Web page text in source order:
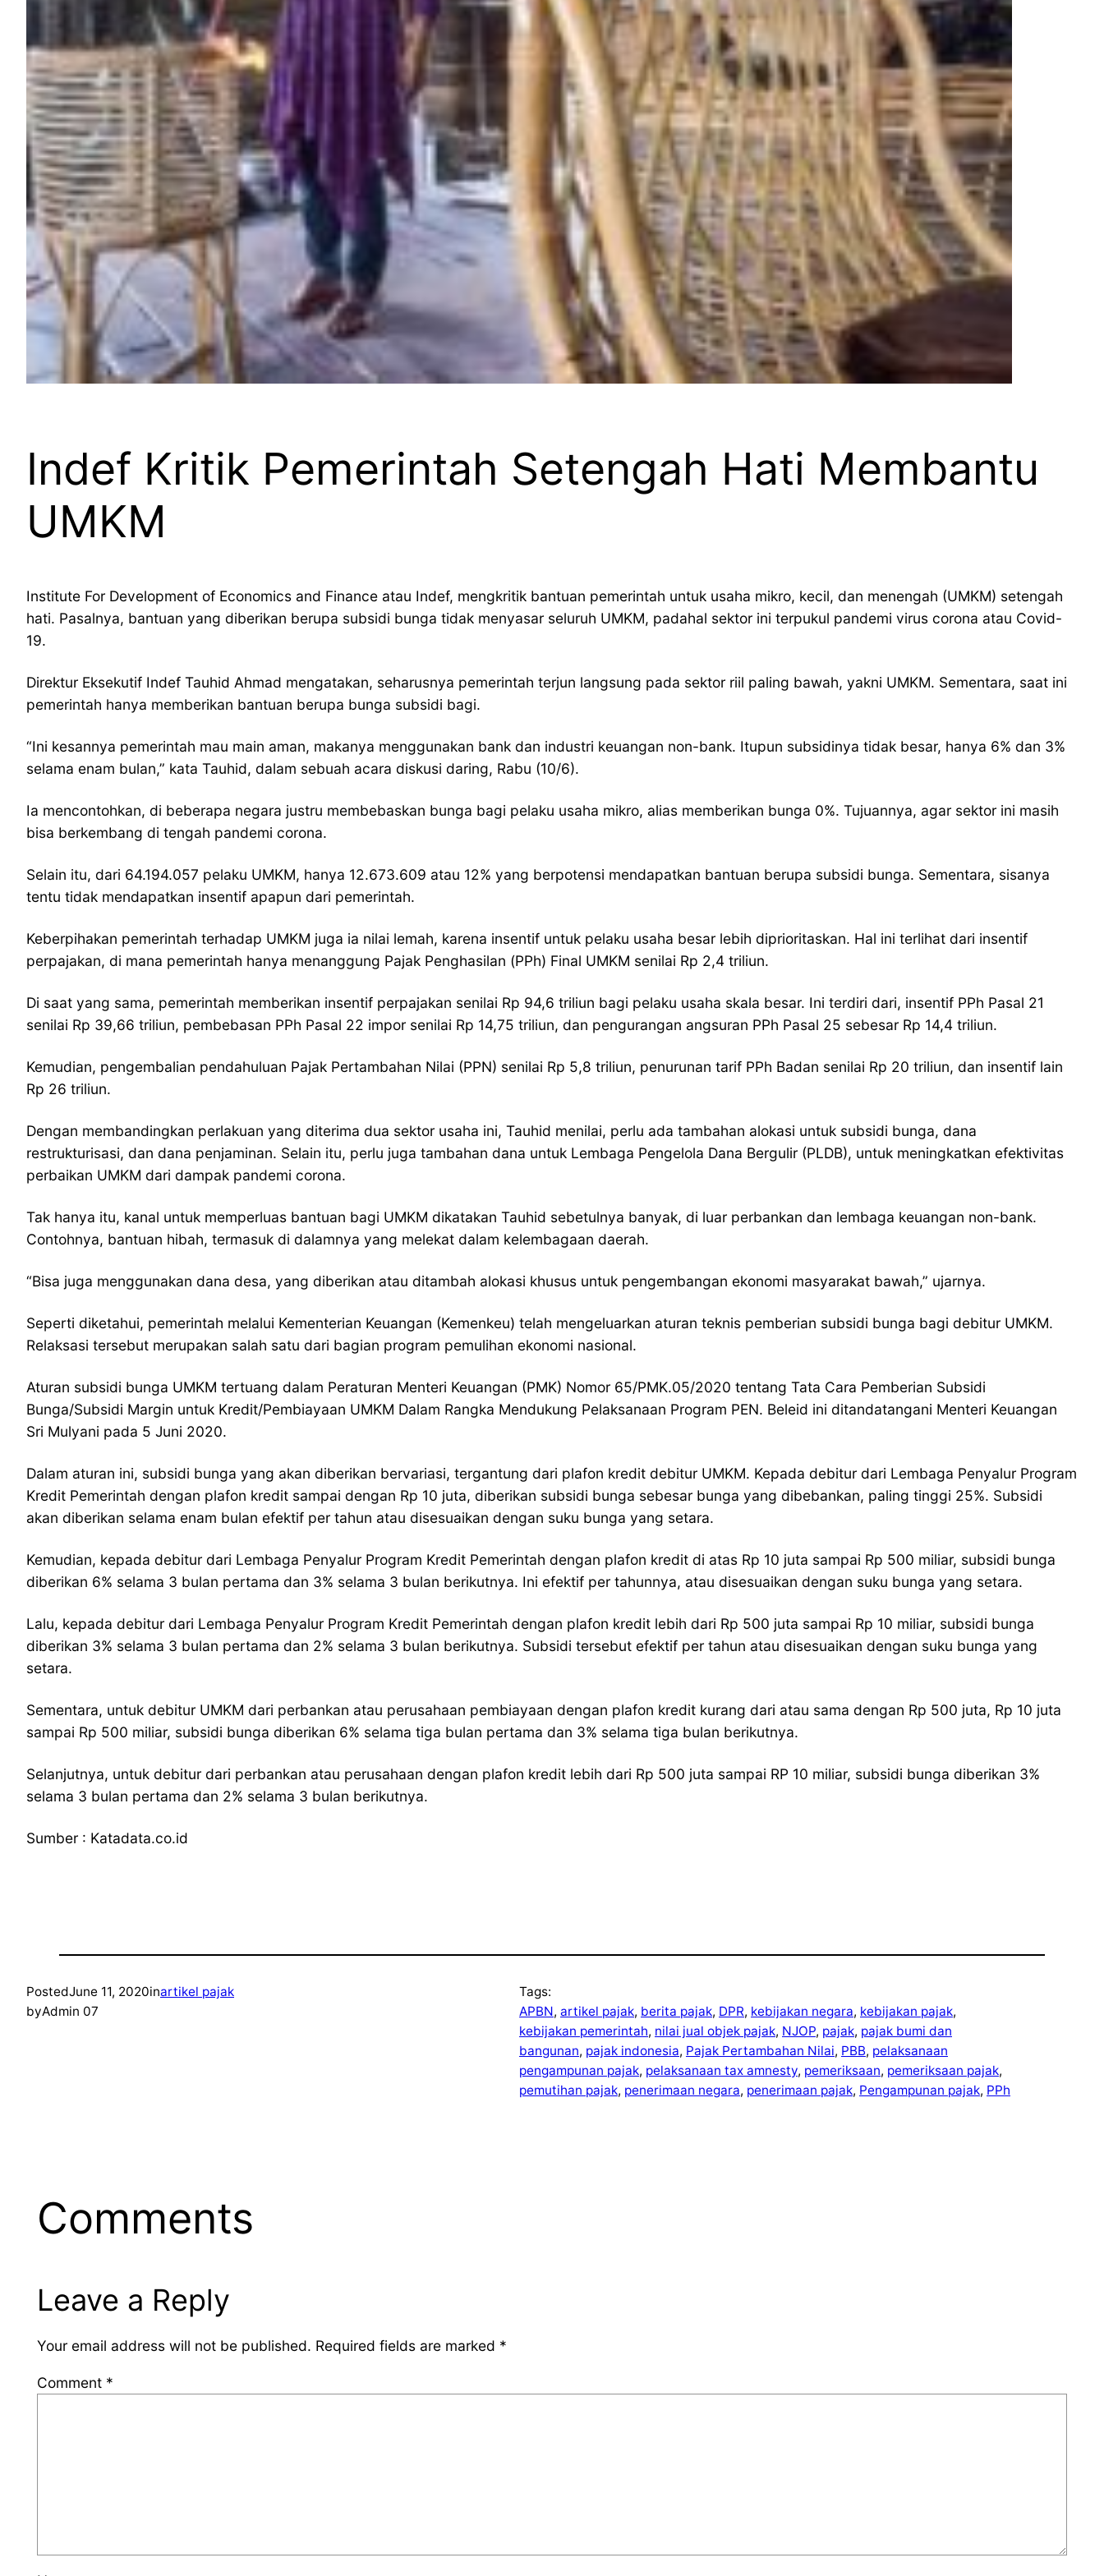
Indef Kritik Pemerintah Setengah Hati Membantu
UMKM
Institute For Development of Economics and Finance atau Indef, mengkritik bantuan pemerintah untuk usaha mikro, kecil, dan menengah (UMKM) setengah
hati. Pasalnya, bantuan yang diberikan berupa subsidi bunga tidak menyasar seluruh UMKM, padahal sektor ini terpukul pandemi virus corona atau Covid-
19.
Direktur Eksekutif Indef Tauhid Ahmad mengatakan, seharusnya pemerintah terjun langsung pada sektor riil paling bawah, yakni UMKM. Sementara, saat ini
pemerintah hanya memberikan bantuan berupa bunga subsidi bagi.
“Ini kesannya pemerintah mau main aman, makanya menggunakan bank dan industri keuangan non-bank. Itupun subsidinya tidak besar, hanya 6% dan 3%
selama enam bulan,” kata Tauhid, dalam sebuah acara diskusi daring, Rabu (10/6).
Ia mencontohkan, di beberapa negara justru membebaskan bunga bagi pelaku usaha mikro, alias memberikan bunga 0%. Tujuannya, agar sektor ini masih
bisa berkembang di tengah pandemi corona.
Selain itu, dari 64.194.057 pelaku UMKM, hanya 12.673.609 atau 12% yang berpotensi mendapatkan bantuan berupa subsidi bunga. Sementara, sisanya
tentu tidak mendapatkan insentif apapun dari pemerintah.
Keberpihakan pemerintah terhadap UMKM juga ia nilai lemah, karena insentif untuk pelaku usaha besar lebih diprioritaskan. Hal ini terlihat dari insentif
perpajakan, di mana pemerintah hanya menanggung Pajak Penghasilan (PPh) Final UMKM senilai Rp 2,4 triliun.
Di saat yang sama, pemerintah memberikan insentif perpajakan senilai Rp 94,6 triliun bagi pelaku usaha skala besar. Ini terdiri dari, insentif PPh Pasal 21
senilai Rp 39,66 triliun, pembebasan PPh Pasal 22 impor senilai Rp 14,75 triliun, dan pengurangan angsuran PPh Pasal 25 sebesar Rp 14,4 triliun.
Kemudian, pengembalian pendahuluan Pajak Pertambahan Nilai (PPN) senilai Rp 5,8 triliun, penurunan tarif PPh Badan senilai Rp 20 triliun, dan insentif lain
Rp 26 triliun.
Dengan membandingkan perlakuan yang diterima dua sektor usaha ini, Tauhid menilai, perlu ada tambahan alokasi untuk subsidi bunga, dana
restrukturisasi, dan dana penjaminan. Selain itu, perlu juga tambahan dana untuk Lembaga Pengelola Dana Bergulir (PLDB), untuk meningkatkan efektivitas
perbaikan UMKM dari dampak pandemi corona.
Tak hanya itu, kanal untuk memperluas bantuan bagi UMKM dikatakan Tauhid sebetulnya banyak, di luar perbankan dan lembaga keuangan non-bank.
Contohnya, bantuan hibah, termasuk di dalamnya yang melekat dalam kelembagaan daerah.
“Bisa juga menggunakan dana desa, yang diberikan atau ditambah alokasi khusus untuk pengembangan ekonomi masyarakat bawah,” ujarnya.
Seperti diketahui, pemerintah melalui Kementerian Keuangan (Kemenkeu) telah mengeluarkan aturan teknis pemberian subsidi bunga bagi debitur UMKM.
Relaksasi tersebut merupakan salah satu dari bagian program pemulihan ekonomi nasional.
Aturan subsidi bunga UMKM tertuang dalam Peraturan Menteri Keuangan (PMK) Nomor 65/PMK.05/2020 tentang Tata Cara Pemberian Subsidi
Bunga/Subsidi Margin untuk Kredit/Pembiayaan UMKM Dalam Rangka Mendukung Pelaksanaan Program PEN. Beleid ini ditandatangani Menteri Keuangan
Sri Mulyani pada 5 Juni 2020.
Dalam aturan ini, subsidi bunga yang akan diberikan bervariasi, tergantung dari plafon kredit debitur UMKM. Kepada debitur dari Lembaga Penyalur Program
Kredit Pemerintah dengan plafon kredit sampai dengan Rp 10 juta, diberikan subsidi bunga sebesar bunga yang dibebankan, paling tinggi 25%. Subsidi
akan diberikan selama enam bulan efektif per tahun atau disesuaikan dengan suku bunga yang setara.
Kemudian, kepada debitur dari Lembaga Penyalur Program Kredit Pemerintah dengan plafon kredit di atas Rp 10 juta sampai Rp 500 miliar, subsidi bunga
diberikan 6% selama 3 bulan pertama dan 3% selama 3 bulan berikutnya. Ini efektif per tahunnya, atau disesuaikan dengan suku bunga yang setara.
Lalu, kepada debitur dari Lembaga Penyalur Program Kredit Pemerintah dengan plafon kredit lebih dari Rp 500 juta sampai Rp 10 miliar, subsidi bunga
diberikan 3% selama 3 bulan pertama dan 2% selama 3 bulan berikutnya. Subsidi tersebut efektif per tahun atau disesuaikan dengan suku bunga yang
setara.
Sementara, untuk debitur UMKM dari perbankan atau perusahaan pembiayaan dengan plafon kredit kurang dari atau sama dengan Rp 500 juta, Rp 10 juta
sampai Rp 500 miliar, subsidi bunga diberikan 6% selama tiga bulan pertama dan 3% selama tiga bulan berikutnya.
Selanjutnya, untuk debitur dari perbankan atau perusahaan dengan plafon kredit lebih dari Rp 500 juta sampai RP 10 miliar, subsidi bunga diberikan 3%
selama 3 bulan pertama dan 2% selama 3 bulan berikutnya.
Sumber : Katadata.co.id
PostedJune 11, 2020inartikel pajak
byAdmin 07
Tags:
APBN, artikel pajak, berita pajak, DPR, kebijakan negara, kebijakan pajak
kebijakan pemerintah, nilai jual objek pajak, NJOP, pajak, pajak bumi dan
bangunan, pajak indonesia, Pajak Pertambahan Nilai, PBB, pelaksanaan
pengampunan pajak, pelaksanaan tax amnesty, pemeriksaan, pemeriksaan pajak
pemutihan pajak, penerimaan negara, penerimaan pajak, Pengampunan pajak, PPh
Comments
Leave a Reply
Your email address will not be published. Required fields are marked *
Comment *